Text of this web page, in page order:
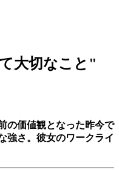
大切なこと "
の価値観となった昨今で
強さ。彼女のワークライ